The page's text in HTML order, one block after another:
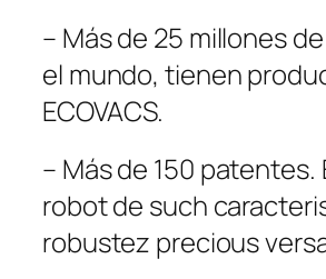
– Más de 25 millones
el mundo, tienen
ECOVACS.
– Más de 150 patentes.
robot de such
robustez precious